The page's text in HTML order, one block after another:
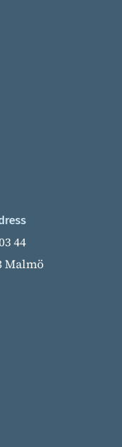
44
Malmö